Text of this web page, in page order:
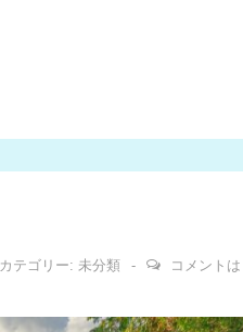
カテゴリー: 未分類
コメントは